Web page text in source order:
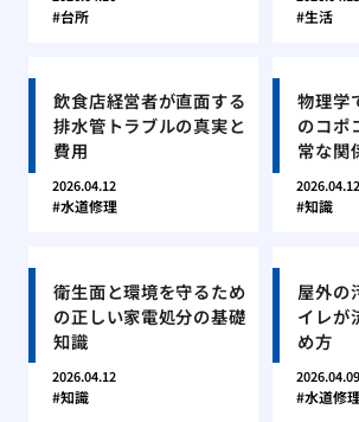
台所 生活
飲食店経営者が直面する
排水管トラブルの真実と
費用
2026.04.12
水道修理
物理学
のコポ
常な関
2026.04.12
知識
衛生面と環境を守るため
の正しい家電処分の基礎
知識
2026.04.12
知識
屋外の
イレが
め方
2026.04.09
水道修